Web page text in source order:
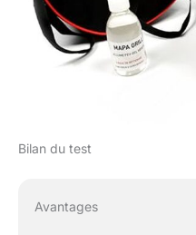
Bilan du test
Avantages